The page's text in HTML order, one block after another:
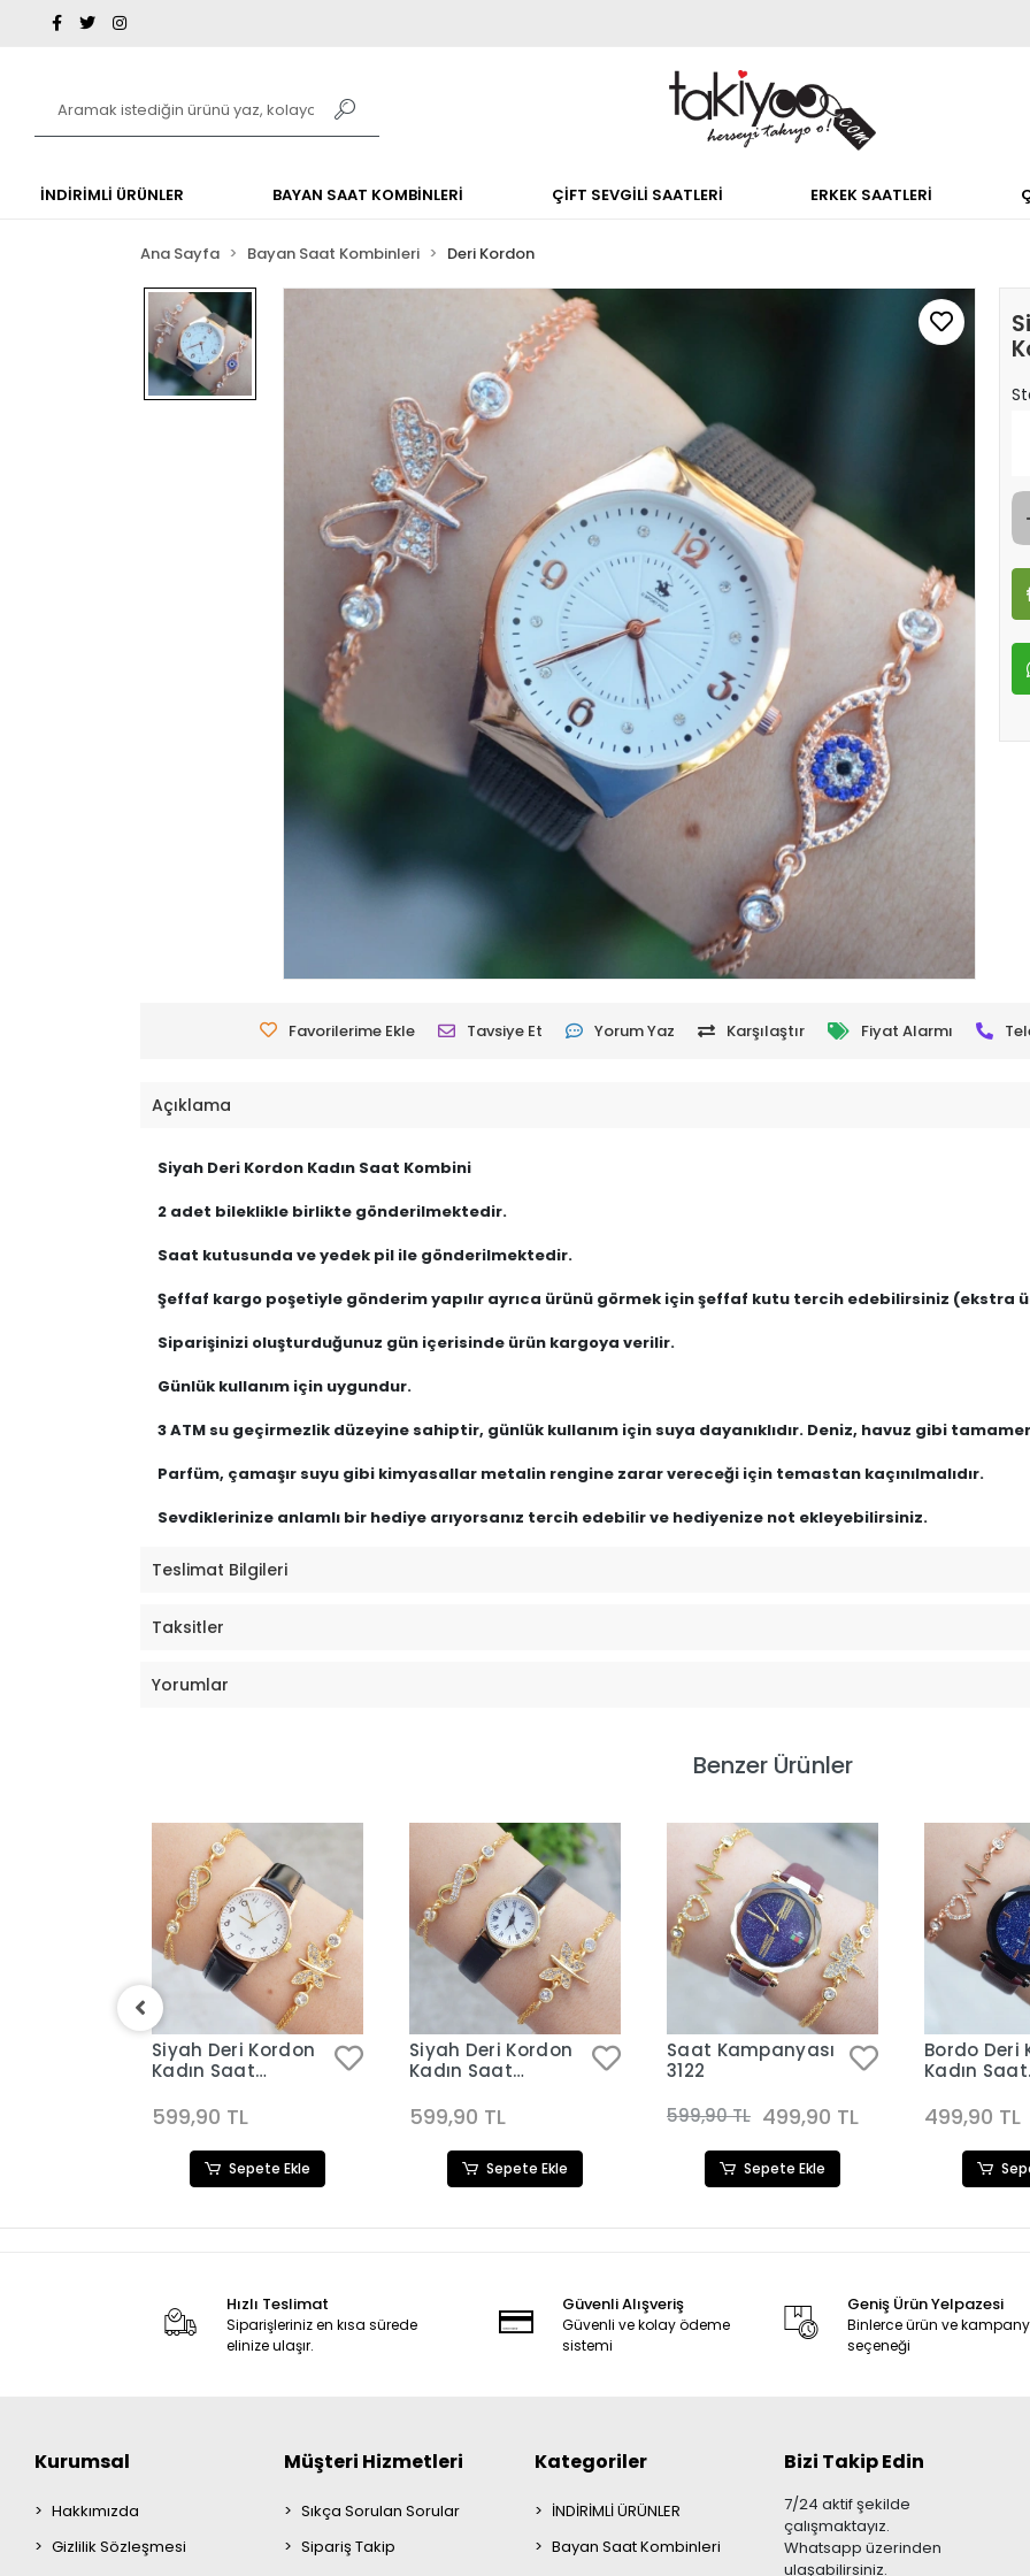
İNDİRİMLİ ÜRÜNLER BAYAN SAAT KOMBİNLERİ ÇİFT SEVGİLİ SAATLERİ ERKEK SAATLERİ
Ana Sayfa Bayan Saat Kombinleri Deri Kordon
Favorilerime Ekle Tavsiye Et Yorum Yaz Karşılaştır Fiyat Alarmı
Açıklama
Siyah Deri Kordon Kadın Saat Kombini
2 adet bileklikle birlikte gönderilmektedir.
Saat kutusunda ve yedek pil ile gönderilmektedir.
Şeffaf kargo poşetiyle gönderim yapılır ayrıca ürünü görmek için şeffaf kutu tercih edebilirsiniz (ekstra
Siparişinizi oluşturduğunuz gün içerisinde ürün kargoya verilir.
Günlük kullanım için uygundur.
3 ATM su geçirmezlik düzeyine sahiptir, günlük kullanım için suya dayanıklıdır. Deniz, havuz gibi
Parfüm, çamaşır suyu gibi kimyasallar metalin rengine zarar vereceği için temastan kaçınılmalıdır.
Sevdiklerinize anlamlı bir hediye arıyorsanız tercih edebilir ve hediyenize not ekleyebilirsiniz.
Teslimat Bilgileri
Taksitler
Yorumlar
Benzer Ürünler
Siyah Deri Kordon
Kadın Saat
599,90 TL
Sepete Ekle
Siyah Deri Kordon
Kadın Saat
599,90 TL
Sepete Ekle
Saat Kampanyası
3122
599,90 TL 499,90 TL
Sepete Ekle
Bordo Deri
Kadın Saat
499,90 TL
Hızlı Teslimat
Siparişleriniz en kısa sürede
elinize ulaşır.
Güvenli Alışveriş
Güvenli ve kolay ödeme
sistemi
Geniş Ürün Yelpazesi
Binlerce ürün ve
seçeneği
Kurumsal
Hakkımızda
Gizlilik Sözleşmesi
Müşteri Hizmetleri
Sıkça Sorulan Sorular
Sipariş Takip
Kategoriler
İNDİRİMLİ ÜRÜNLER
Bayan Saat Kombinleri
Bizi Takip Edin
7/24 aktif şekilde
çalışmaktayız.
Whatsapp üzerinden
ulaşabilirsiniz.